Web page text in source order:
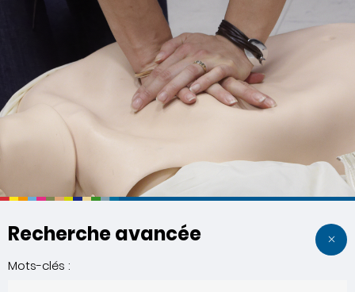
Recherche avancée
Mots-clés :